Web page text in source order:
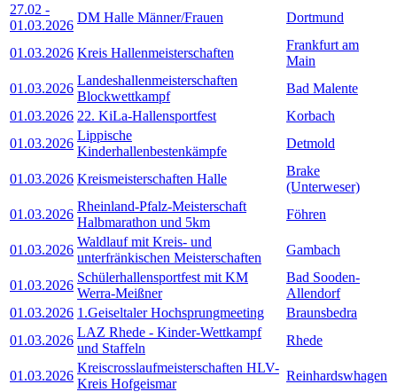
27.02 -
01.03.2026
DM Halle Männer/Frauen Dortmund
01.03.2026 Kreis Hallenmeisterschaften
Frankfurt am
Main
01.03.2026
Landeshallenmeisterschaften
Blockwettkampf
Bad Malente
01.03.2026 22. KiLa-Hallensportfest
Korbach
01.03.2026
Lippische
Kinderhallenbestenkämpfe
Detmold
01.03.2026 Kreismeisterschaften Halle
Brake
(Unterweser)
01.03.2026
Rheinland-Pfalz-Meisterschaft
Halbmarathon und 5km
Föhren
01.03.2026
Waldlauf mit Kreis- und
unterfränkischen Meisterschaften
Gambach
01.03.2026
Schülerhallensportfest mit KM
Werra-Meißner
Bad Sooden-
Allendorf
01.03.2026 1.Geiseltaler Hochsprungmeeting
Braunsbedra
01.03.2026
LAZ Rhede - Kinder-Wettkampf
und Staffeln
Rhede
01.03.2026
Kreiscrosslaufmeisterschaften HLV-
Kreis Hofgeismar
Reinhardswhagen